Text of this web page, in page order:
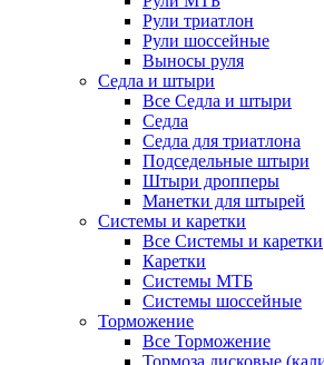
Рули триатлон
Рули шоссейные
Выносы руля
Седла и штыри
Все Седла и штыри
Седла
Седла для триатлона
Подседельные штыри
Штыри дропперы
Манетки для штырей
Системы и каретки
Все Системы и каретки
Каретки
Системы МТБ
Системы шоссейные
Торможение
Все Торможение
Тормоза дисковые